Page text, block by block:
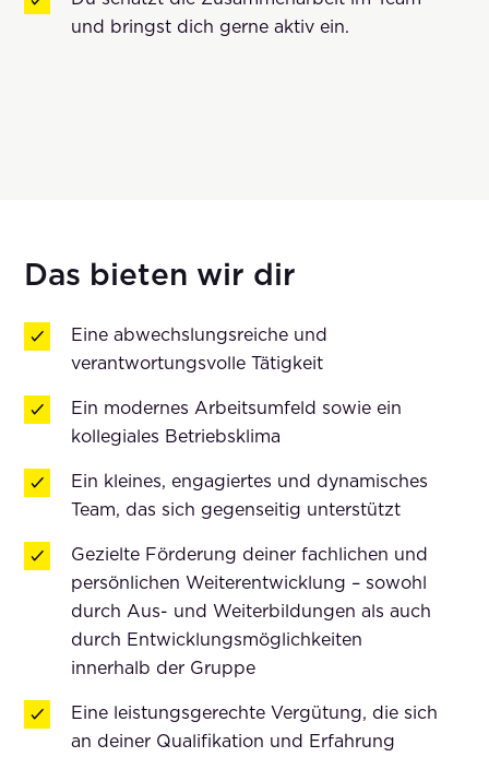
und bringst dich gerne aktiv ein.
Das bieten wir dir
Eine abwechslungsreiche und
verantwortungsvolle Tätigkeit
Ein modernes Arbeitsumfeld sowie ein
kollegiales Betriebsklima
Ein kleines, engagiertes und dynamisches
Team, das sich gegenseitig unterstützt
Gezielte Förderung deiner fachlichen und
persönlichen Weiterentwicklung – sowohl
durch Aus- und Weiterbildungen als auch
durch Entwicklungsmöglichkeiten
innerhalb der Gruppe
Eine leistungsgerechte Vergütung, die sich
an deiner Qualifikation und Erfahrung